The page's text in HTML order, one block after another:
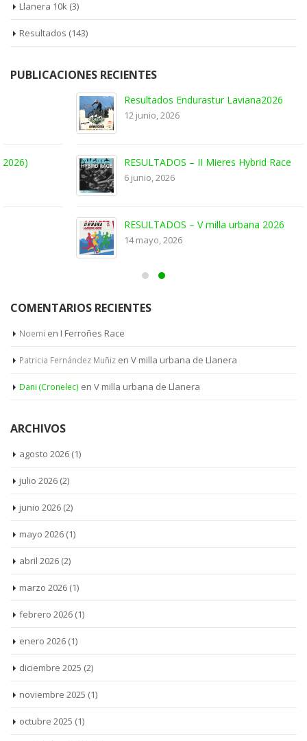
Llanera 10k (3)
Resultados (143)
PUBLICACIONES RECIENTES
Resultados Endurastur Laviana2026
12 junio, 2026
RESULTADOS – II Mieres Hybrid Race
6 junio, 2026
RESULTADOS – V milla urbana 2026
14 mayo, 2026
COMENTARIOS RECIENTES
Noemi en I Ferroñes Race
Patricia Fernández Muñiz en V milla urbana de Llanera
Dani (Cronelec) en V milla urbana de Llanera
ARCHIVOS
agosto 2026 (1)
julio 2026 (2)
junio 2026 (2)
mayo 2026 (1)
abril 2026 (2)
marzo 2026 (1)
febrero 2026 (1)
enero 2026 (1)
diciembre 2025 (2)
noviembre 2025 (1)
octubre 2025 (1)